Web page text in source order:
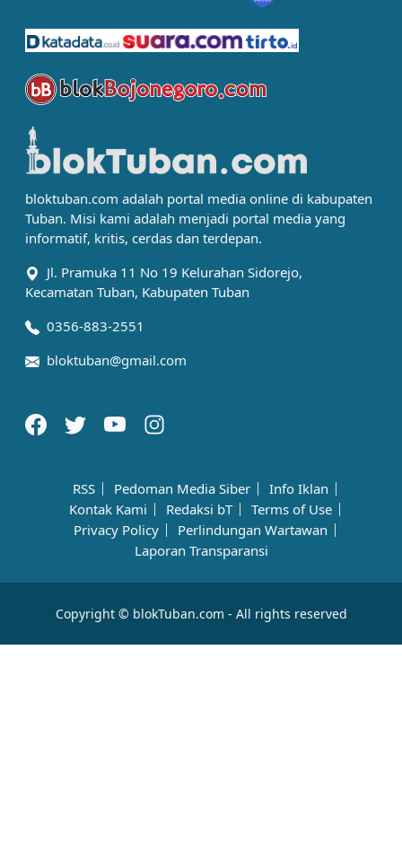
bloktuban.com adalah portal media online di kabupaten
Tuban. Misi kami adalah menjadi portal media yang
informatif, kritis, cerdas dan terdepan.
Jl. Pramuka 11 No 19 Kelurahan Sidorejo,
Kecamatan Tuban, Kabupaten Tuban
0356-883-2551
bloktuban@gmail.com
RSS Pedoman Media Siber
Info Iklan
Kontak Kami
Redaksi bT
Terms of Use
Privacy Policy
Perlindungan Wartawan
Laporan Transparansi
Copyright © blokTuban.com - All rights reserved